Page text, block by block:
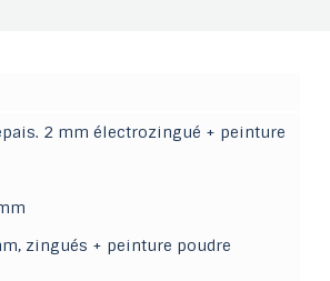
2 mm électrozingué + peinture
zingués + peinture poudre